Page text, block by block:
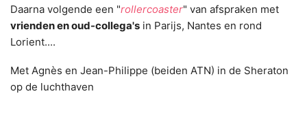
Daarna volgende een "rollercoaster" van afspraken met
vrienden en oud-collega's in Parijs, Nantes en rond
Lorient....
Met Agnès en Jean-Philippe (beiden ATN) in de Sheraton
op de luchthaven